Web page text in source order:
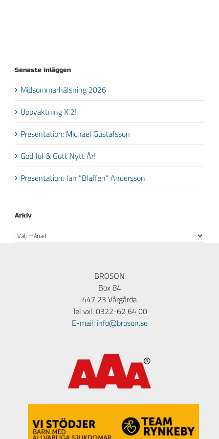
Senaste inläggen
Midsommarhälsning 2026
Uppvaktning X 2!
Presentation: Michael Gustafsson
God Jul & Gott Nytt År!
Presentation: Jan ”Blaffen” Andersson
Arkiv
Arkiv
BROSON
Box 84
447 23 Vårgårda
Tel vxl: 0322-62 64 00
E-mail: info@broson.se